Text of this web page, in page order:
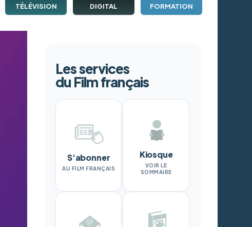
TÉLÉVISION DIGITAL FORMATION
Les services
du Film français
S'abonner
AU FILM FRANÇAIS
Kiosque
VOIR LE
SOMMAIRE